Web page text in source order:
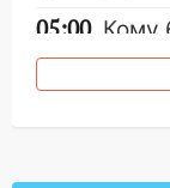
05:00 Кому
прибыль, а
прочность
ДТП с